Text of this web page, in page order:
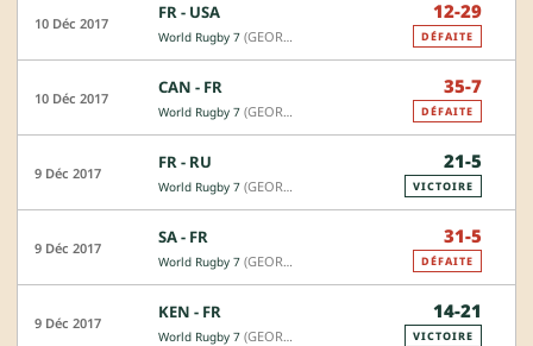
10 Déc 2017
FR - USA
World Rugby 7 (GEORGE)
12-29
DÉFAITE
10 Déc 2017
CAN - FR
World Rugby 7 (GEORGE)
35-7
DÉFAITE
9 Déc 2017
FR - RU
World Rugby 7 (GEORGE)
21-5
VICTOIRE
9 Déc 2017
SA - FR
World Rugby 7 (GEORGE)
31-5
DÉFAITE
9 Déc 2017
KEN - FR
World Rugby 7 (GEORGE)
14-21
VICTOIRE